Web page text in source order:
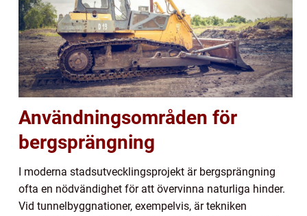
Användningsområden för
bergsprängning
I moderna stadsutvecklingsprojekt är bergsprängning
ofta en nödvändighet för att övervinna naturliga hinder.
Vid tunnelbyggnationer, exempelvis, är tekniken